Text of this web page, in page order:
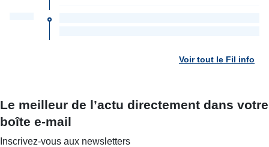
Voir tout le Fil info
Le meilleur de l’actu directement dans votre
boîte e-mail
Inscrivez-vous aux newsletters